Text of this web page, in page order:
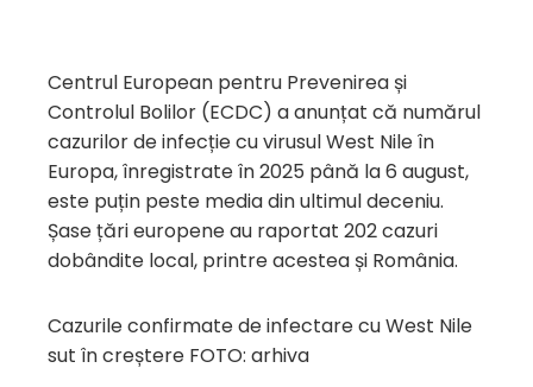
Centrul European pentru Prevenirea și
Controlul Bolilor (ECDC) a anunțat că numărul
cazurilor de infecție cu virusul West Nile în
Europa, înregistrate în 2025 până la 6 august,
este puțin peste media din ultimul deceniu.
Șase țări europene au raportat 202 cazuri
dobândite local, printre acestea și România.
Cazurile confirmate de infectare cu West Nile
sut în creștere FOTO: arhiva